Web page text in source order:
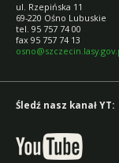
ul. Rzepińska 11
69-220 Ośno Lubuskie
tel. 95 757 74 00
fax 95 757 74 13
Śledź nasz kanał YT: